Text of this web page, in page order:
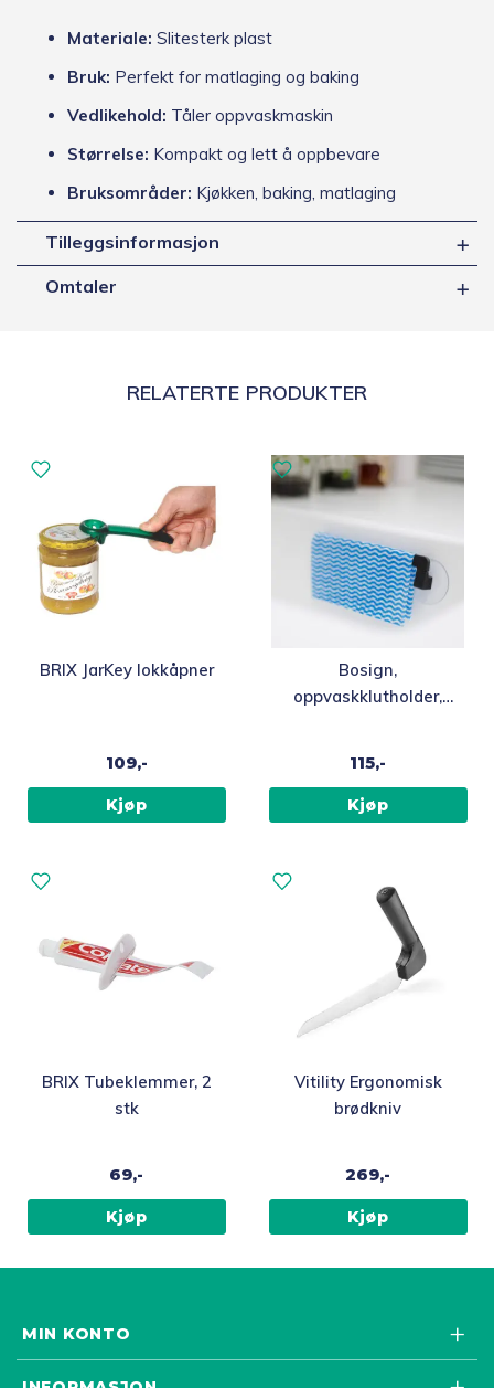
Materiale: Slitesterk plast
Bruk: Perfekt for matlaging og baking
Vedlikehold: Tåler oppvaskmaskin
Størrelse: Kompakt og lett å oppbevare
Bruksområder: Kjøkken, baking, matlaging
Tilleggsinformasjon
Omtaler
RELATERTE PRODUKTER
BRIX JarKey lokkåpner
109,-
Kjøp
Bosign,
oppvaskklutholder,
115,-
Kjøp
BRIX Tubeklemmer, 2
stk
69,-
Kjøp
Vitility Ergonomisk
brødkniv
269,-
Kjøp
MIN KONTO